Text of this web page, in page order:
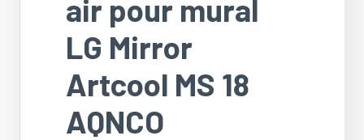
air pour mural
LG Mirror
Artcool MS 18
AQNCO